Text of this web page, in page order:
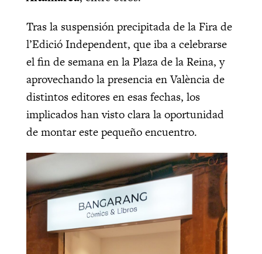
Tras la suspensión precipitada de la Fira de
l’Edició Independent, que iba a celebrarse
el fin de semana en la Plaza de la Reina, y
aprovechando la presencia en València de
distintos editores en esas fechas, los
implicados han visto clara la oportunidad
de montar este pequeño encuentro.